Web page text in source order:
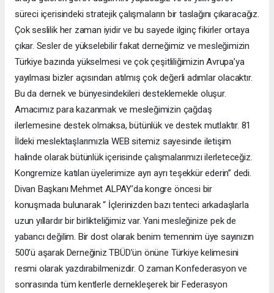
süreci içerisindeki stratejik çalışmaların bir taslağını çıkaracağız.
Çok seslilik her zaman iyidir ve bu sayede ilginç fikirler ortaya
çıkar. Sesler de yükselebilir fakat derneğimiz ve mesleğimizin
Türkiye bazında yükselmesi ve çok çeşitliliğimizin Avrupa’ya
yayılması bizler açısından atılmış çok değerli adımlar olacaktır.
Bu da dernek ve bünyesindekileri desteklemekle oluşur.
Amacımız para kazanmak ve mesleğimizin çağdaş
ilerlemesine destek olmaksa, bütünlük ve destek mutlaktır. 81
İldeki meslektaşlarımızla WEB sitemiz sayesinde iletişim
halinde olarak bütünlük içerisinde çalışmalarımızı ilerleteceğiz.
Kongremize katılan üyelerimize ayrı ayrı teşekkür ederin” dedi.
Divan Başkanı Mehmet ALPAY’da kongre öncesi bir
konuşmada bulunarak “ İçlerinizden bazı tenteci arkadaşlarla
uzun yıllardır bir birlikteliğimiz var. Yani mesleğinize pek de
yabancı değilim. Bir dost olarak benim temennim üye sayınızın
500’ü aşarak Derneğiniz TBÜD’ün önüne Türkiye kelimesini
resmi olarak yazdırabilmenizdir. O zaman Konfederasyon ve
sonrasında tüm kentlerle dernekleşerek bir Federasyon